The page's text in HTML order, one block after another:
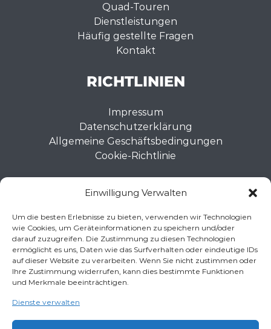
Einwilligung Verwalten
Um die besten Erlebnisse zu bieten, verwenden wir Technologien
wie Cookies, um Geräteinformationen zu speichern und/oder
darauf zuzugreifen. Die Zustimmung zu diesen Technologien
ermöglicht es uns, Daten wie das Surfverhalten oder eindeutige IDs
auf dieser Website zu verarbeiten. Wenn Sie nicht zustimmen oder
Ihre Zustimmung widerrufen, kann dies bestimmte Funktionen
und Merkmale beeinträchtigen.
Dienste verwalten
Quad-Touren
Dienstleistungen
Häufig gestellte Fragen
Kontakt
RICHTLINIEN
Impressum
Datenschutzerklärung
Allgemeine Geschäftsbedingungen
Cookie-Richtlinie
+34 669 002 719
+34 669 002 719
info@gojetmallorca.com
GOJET Alcudia Jet Ski tours, Alcudia, Islas
Baleares 07400, ES